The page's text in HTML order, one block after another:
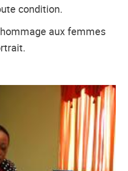
condition.
aux femmes